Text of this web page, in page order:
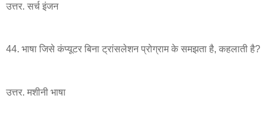
उत्तर. सर्च इंजन
44. भाषा जिसे कंप्यूटर बिना ट्रांसलेशन प्रोग्राम के समझता है, कहलाती है?
उत्तर. मशीनी भाषा